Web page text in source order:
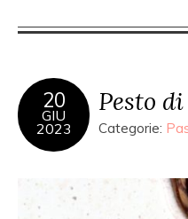
20
GIU
2023
Pesto
Categorie: